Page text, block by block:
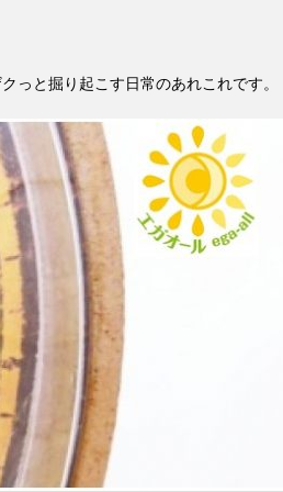
と掘り起こす日常のあれこれです。